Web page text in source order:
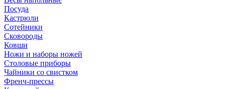
Посуда
Кастрюли
Сотейники
Сковороды
Ковши
Ножи и наборы ножей
Столовые приборы
Чайники со свистком
Френч-прессы